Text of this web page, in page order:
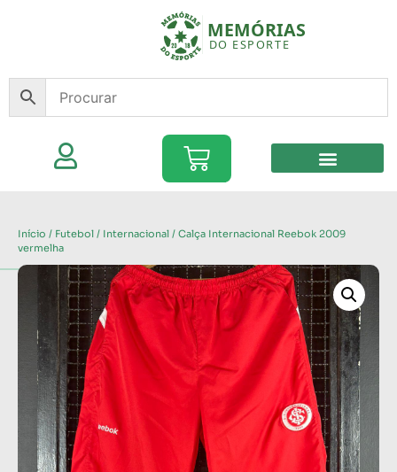
Início / Futebol / Internacional / Calça Internacional Reebok 2009
vermelha